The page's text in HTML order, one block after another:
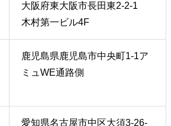
大阪府東大阪市長田東2-2‐1
木村第一ビル4F
鹿児島県鹿児島市中央町1-1ア
ミュWE通路側
愛知県名古屋市中区大須3-26-